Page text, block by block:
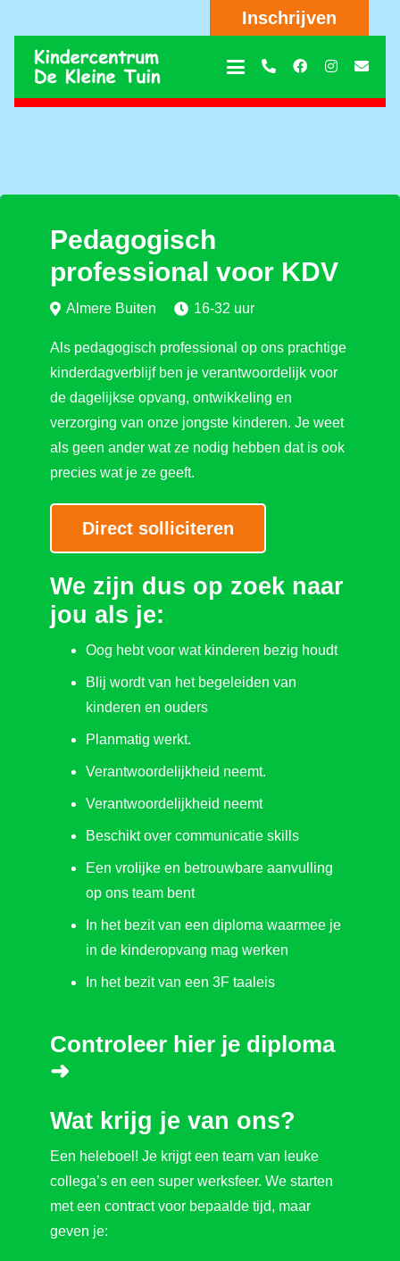
Inschrijven
Pedagogisch
professional voor KDV
Almere Buiten 16-32 uur
Als pedagogisch professional op ons prachtige
kinderdagverblijf ben je verantwoordelijk voor
de dagelijkse opvang, ontwikkeling en
verzorging van onze jongste kinderen. Je weet
als geen ander wat ze nodig hebben dat is ook
precies wat je ze geeft.
Direct solliciteren
We zijn dus op zoek naar
jou als je:
Oog hebt voor wat kinderen bezig houdt
Blij wordt van het begeleiden van
kinderen en ouders
Planmatig werkt.
Verantwoordelijkheid neemt.
Verantwoordelijkheid neemt
Beschikt over communicatie skills
Een vrolijke en betrouwbare aanvulling
op ons team bent
In het bezit van een diploma waarmee je
in de kinderopvang mag werken
In het bezit van een 3F taaleis
Controleer hier je diploma
➜
Wat krijg je van ons?
Een heleboel! Je krijgt een team van leuke
collega’s en een super werksfeer. We starten
met een contract voor bepaalde tijd, maar
geven je: